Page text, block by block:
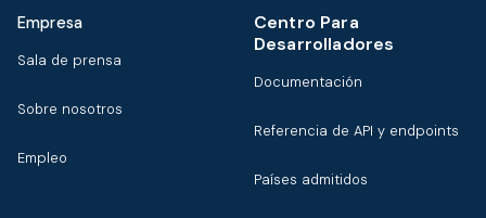
Empresa
Sala de prensa
Sobre nosotros
Empleo
Centro Para
Desarrolladores
Documentación
Referencia de API y endpoints
Países admitidos